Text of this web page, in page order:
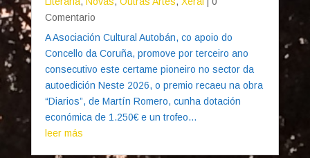
Comentario
A Asociación Cultural Autobán, co apoio do
Concello da Coruña, promove por terceiro ano
consecutivo este certame pioneiro no sector da
autoedición Neste 2026, o premio recaeu na obra
“Diarios”, de Martín Romero, cunha dotación
económica de 1.250€ e un trofeo...
leer más